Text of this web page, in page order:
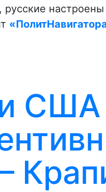
русские
США